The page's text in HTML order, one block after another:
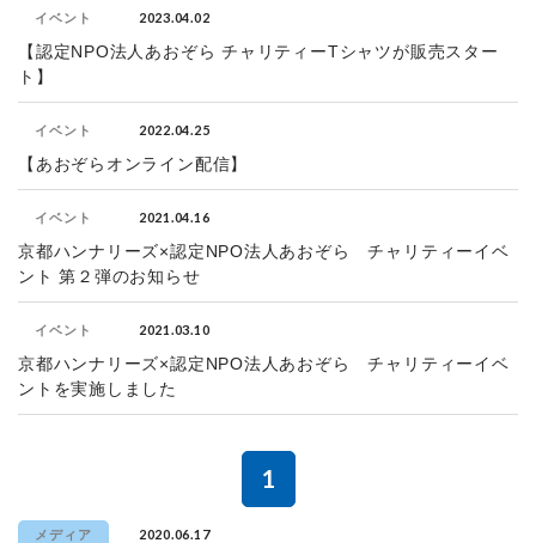
イベント 2023.04.02
【認定NPO法人あおぞら チャリティーTシャツが販売スター
ト】
イベント 2022.04.25
【あおぞらオンライン配信】
イベント 2021.04.16
京都ハンナリーズ×認定NPO法人あおぞら チャリティーイベ
ント 第２弾のお知らせ
イベント 2021.03.10
京都ハンナリーズ×認定NPO法人あおぞら チャリティーイベ
ントを実施しました
1
メディア 2020.06.17